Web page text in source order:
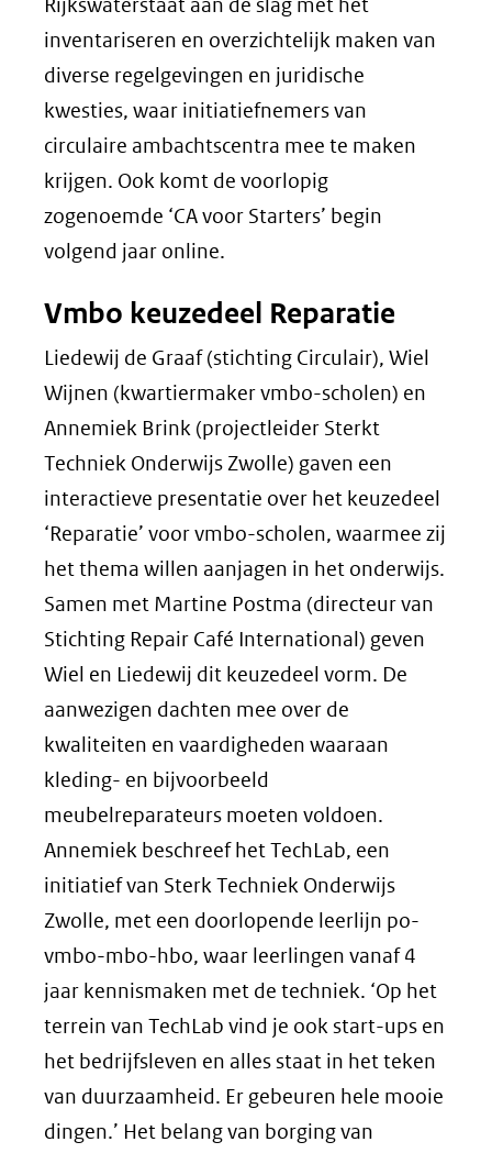
Rijkswaterstaat aan de slag met het
inventariseren en overzichtelijk maken van
diverse regelgevingen en juridische
kwesties, waar initiatiefnemers van
circulaire ambachtscentra mee te maken
krijgen. Ook komt de voorlopig
zogenoemde ‘CA voor Starters’ begin
volgend jaar online.
Vmbo keuzedeel Reparatie
Liedewij de Graaf (stichting Circulair), Wiel
Wijnen (kwartiermaker vmbo-scholen) en
Annemiek Brink (projectleider Sterkt
Techniek Onderwijs Zwolle) gaven een
interactieve presentatie over het keuzedeel
‘Reparatie’ voor vmbo-scholen, waarmee zij
het thema willen aanjagen in het onderwijs.
Samen met Martine Postma (directeur van
Stichting Repair Café International) geven
Wiel en Liedewij dit keuzedeel vorm. De
aanwezigen dachten mee over de
kwaliteiten en vaardigheden waaraan
kleding- en bijvoorbeeld
meubelreparateurs moeten voldoen.
Annemiek beschreef het TechLab, een
initiatief van Sterk Techniek Onderwijs
Zwolle, met een doorlopende leerlijn po-
vmbo-mbo-hbo, waar leerlingen vanaf 4
jaar kennismaken met de techniek. ‘Op het
terrein van TechLab vind je ook start-ups en
het bedrijfsleven en alles staat in het teken
van duurzaamheid. Er gebeuren hele mooie
dingen.’ Het belang van borging van